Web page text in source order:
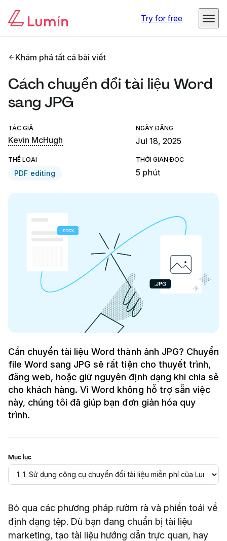
Try for free
Khám phá tất cả bài viết
Cách chuyển đổi tài liệu Word
sang JPG
TÁC GIẢ
Kevin McHugh
NGÀY ĐĂNG
Jul 18, 2025
THỂ LOẠI
PDF editing
THỜI GIAN ĐỌC
5 phút
Cần chuyển tài liệu Word thành ảnh JPG? Chuyển
file Word sang JPG sẽ rất tiện cho thuyết trình,
đăng web, hoặc giữ nguyên định dạng khi chia sẻ
cho khách hàng. Vì Word không hỗ trợ sẵn việc
này, chúng tôi đã giúp bạn đơn giản hóa quy
trình.
Mục lục
Bỏ qua các phương pháp rườm rà và phiền toái về
định dạng tệp. Dù bạn đang chuẩn bị tài liệu
marketing, tạo tài liệu hướng dẫn trực quan, hay